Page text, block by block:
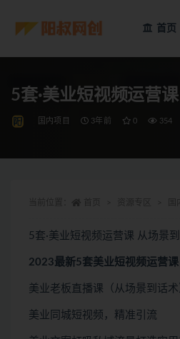
首页
5套·美业短视频运营
国内项目 3年前 0 354
5套·美业短视频运营课 从场景
2023最新5套美业短视频运营课
美业老板直播课（从场景到话术
美业同城短视频，精准引流